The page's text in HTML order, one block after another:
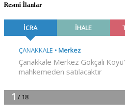
Resmî İlanlar